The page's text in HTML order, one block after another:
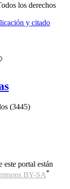
los derechos
y citado
(3445)
portal están
BY-SA*